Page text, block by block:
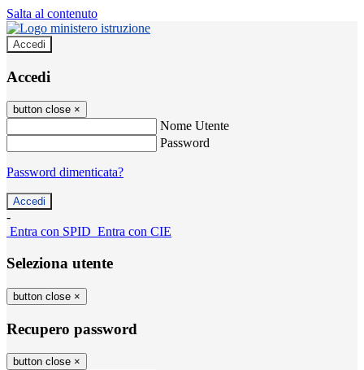
Salta al contenuto
Accedi
Accedi
button close ×
Nome Utente
Password
Password dimenticata?
-
Entra con SPID Entra con CIE
Seleziona utente
button close ×
Recupero password
button close ×